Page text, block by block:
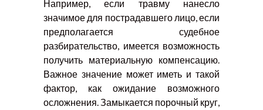
Например, если травму нанесло
значимое для пострадавшего лицо, если
предполагается судебное
разбирательство, имеется возможность
получить материальную компенсацию.
Важное значение может иметь и такой
фактор, как ожидание возможного
осложнения. Замыкается порочный круг,